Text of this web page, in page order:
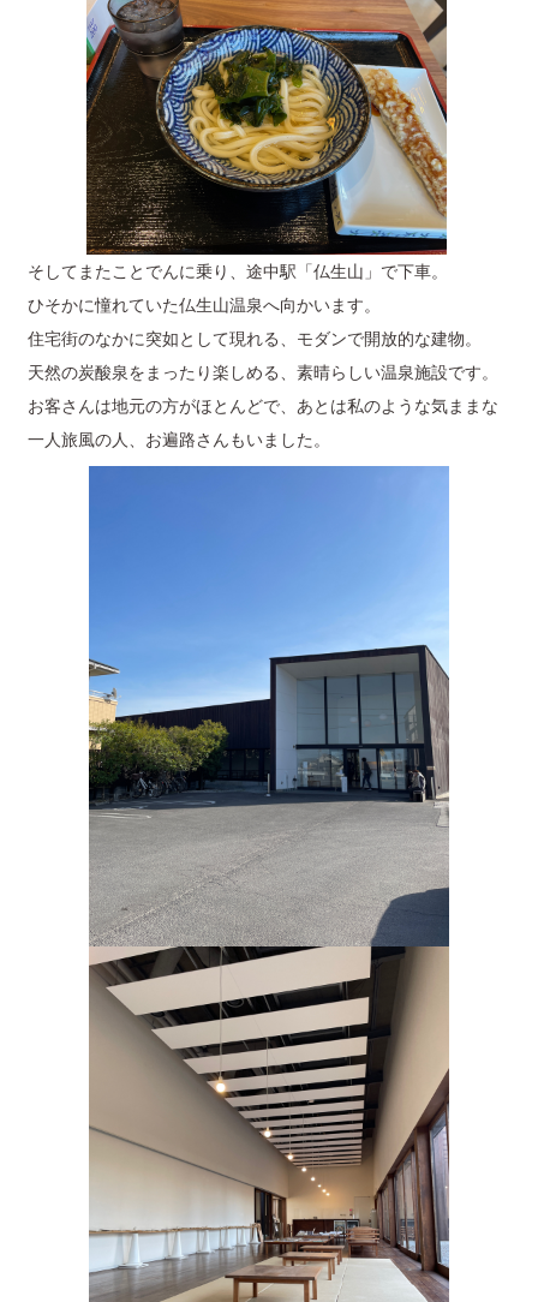
そしてまたことでんに乗り、途中駅「仏生山」で下車。
ひそかに憧れていた仏生山温泉へ向かいます。
住宅街のなかに突如として現れる、モダンで開放的な建物。
天然の炭酸泉をまったり楽しめる、素晴らしい温泉施設です。
お客さんは地元の方がほとんどで、あとは私のような気ままな
一人旅風の人、お遍路さんもいました。